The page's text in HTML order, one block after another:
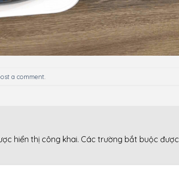
a comment
hiển thị công khai. Các trường bắt buộc